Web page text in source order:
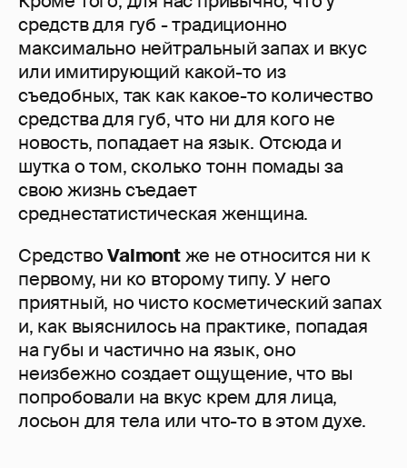
средств для губ - традиционно
максимально нейтральный запах и вкус
или имитирующий какой-то из
съедобных, так как какое-то количество
средства для губ, что ни для кого не
новость, попадает на язык. Отсюда и
шутка о том, сколько тонн помады за
свою жизнь съедает
среднестатистическая женщина.
СредствоValmontже не относится ни к
первому, ни ко второму типу. У него
приятный, но чисто косметический запах
и, как выяснилось на практике, попадая
на губы и частично на язык, оно
неизбежно создает ощущение, что вы
попробовали на вкус крем для лица,
лосьон для тела или что-то в этом духе.